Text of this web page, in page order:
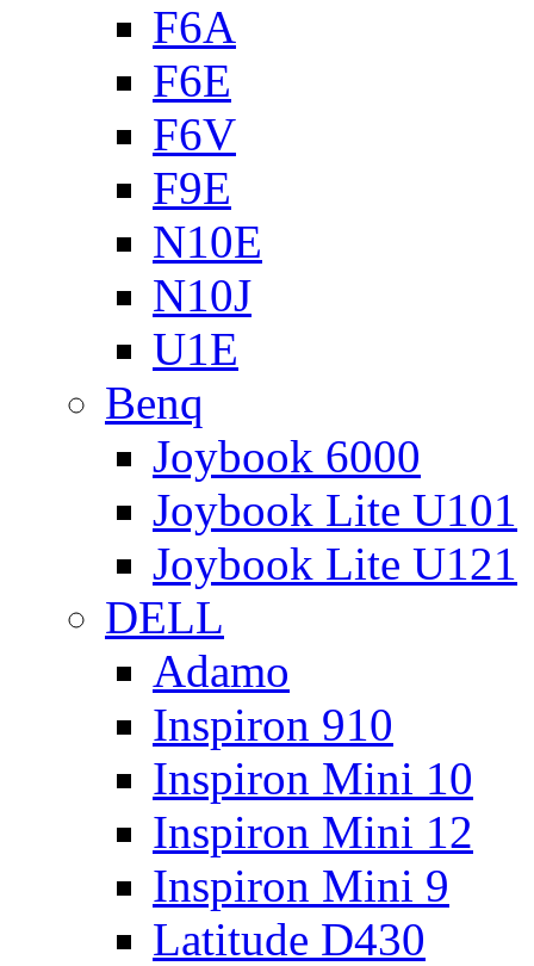
F6A
F6E
F6V
F9E
N10E
N10J
U1E
Benq
Joybook 6000
Joybook Lite U101
Joybook Lite U121
DELL
Adamo
Inspiron 910
Inspiron Mini 10
Inspiron Mini 12
Inspiron Mini 9
Latitude D430